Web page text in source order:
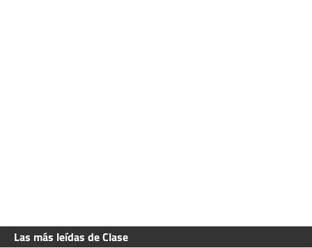
Las más leídas de Clase